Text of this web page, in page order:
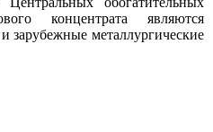
концентрата являются
зарубежные металлургические